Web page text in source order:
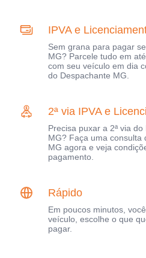
IPVA e
Sem grana para pagar
MG? Parcele tudo em
com seu veículo em dia
do Despachante MG.
2ª via IPVA e
Precisa puxar a 2ª via
MG? Faça uma consulta
MG agora e veja
pagamento.
Rápido
Em poucos minutos,
veículo, escolhe o que
pagar.